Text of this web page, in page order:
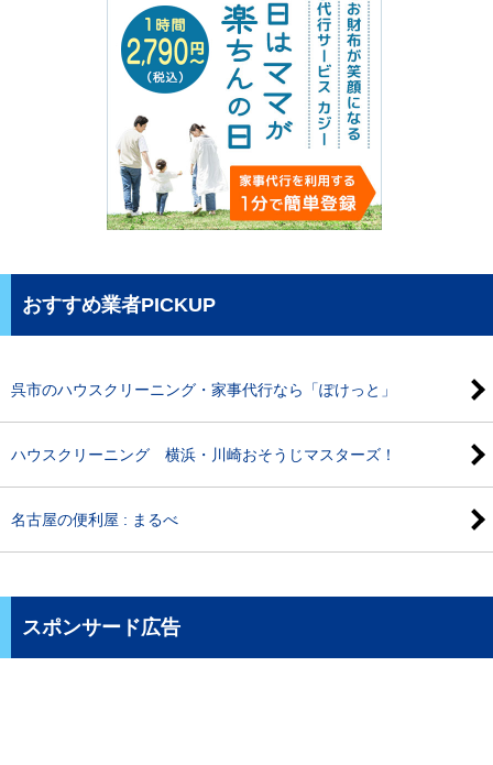
おすすめ業者PICKUP
呉市のハウスクリーニング・家事代行なら「ぽけっと」
ハウスクリーニング 横浜・川崎おそうじマスターズ！
名古屋の便利屋 : まるべ
スポンサード広告